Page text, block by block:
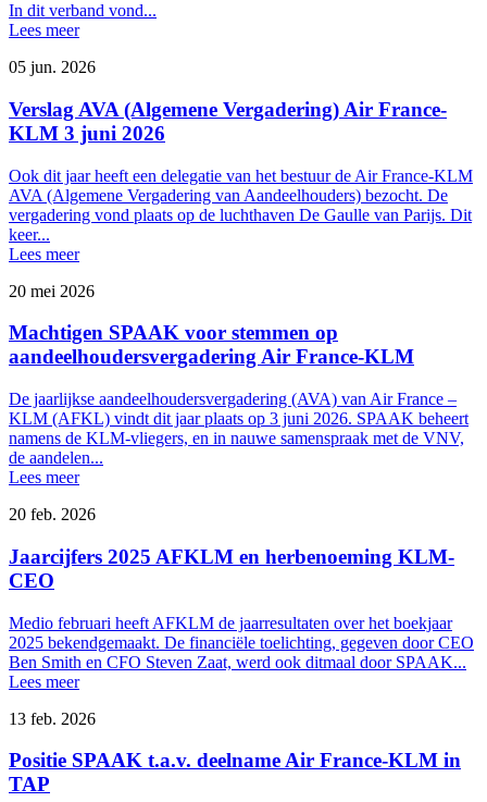
In dit verband vond...
Lees meer
05 jun. 2026
Verslag AVA (Algemene Vergadering) Air France-
KLM 3 juni 2026
Ook dit jaar heeft een delegatie van het bestuur de Air France-KLM
AVA (Algemene Vergadering van Aandeelhouders) bezocht. De
vergadering vond plaats op de luchthaven De Gaulle van Parijs. Dit
keer...
Lees meer
20 mei 2026
Machtigen SPAAK voor stemmen op
aandeelhoudersvergadering Air France-KLM
De jaarlijkse aandeelhoudersvergadering (AVA) van Air France –
KLM (AFKL) vindt dit jaar plaats op 3 juni 2026. SPAAK beheert
namens de KLM-vliegers, en in nauwe samenspraak met de VNV,
de aandelen...
Lees meer
20 feb. 2026
Jaarcijfers 2025 AFKLM en herbenoeming KLM-
CEO
Medio februari heeft AFKLM de jaarresultaten over het boekjaar
2025 bekendgemaakt. De financiële toelichting, gegeven door CEO
Ben Smith en CFO Steven Zaat, werd ook ditmaal door SPAAK...
Lees meer
13 feb. 2026
Positie SPAAK t.a.v. deelname Air France-KLM in
TAP